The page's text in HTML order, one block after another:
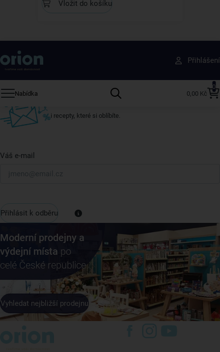
Vložit do košíku
Přihlášení
Nabídka
0
0,00 Kč
Získejte rady, recepty a tipy na slevy dřív než
ostatní
Přihlaste se k odběru našeho newsletteru.
i recepty, které si oblíbíte.
Váš e-mail
Přihlásit k odběru
Moderní prodejny a
výdejní místa po
celé České republice
Vyhledat nejbližší prodejnu